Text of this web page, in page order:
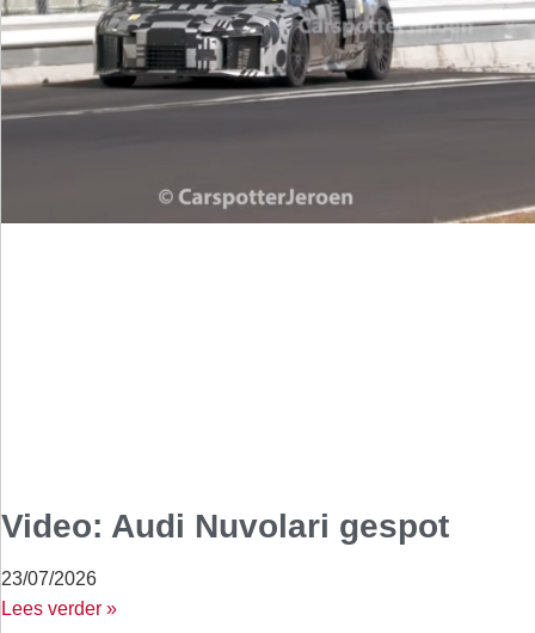
Video: Audi Nuvolari gespot
23/07/2026
Lees verder »